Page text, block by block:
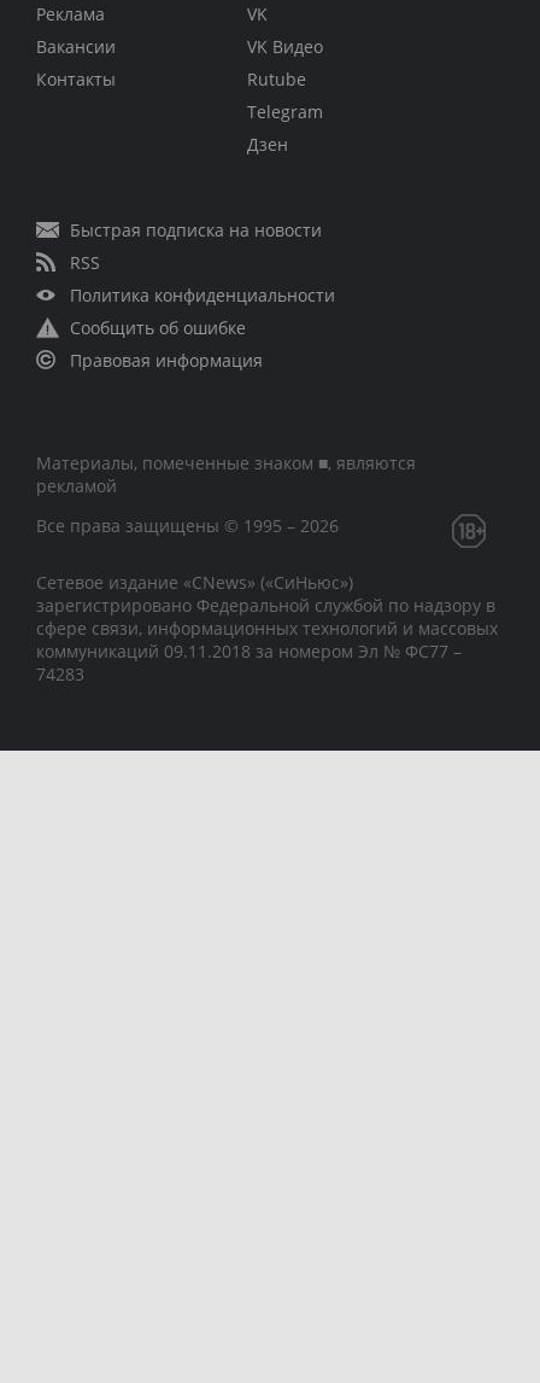
Реклама
Вакансии
Контакты
VK
VK Видео
Rutube
Telegram
Дзен
Быстрая подписка на новости
RSS
Политика конфиденциальности
Сообщить об ошибке
Правовая информация
Материалы, помеченные знаком ■, являются
рекламой
Все права защищены © 1995 – 2026
Сетевое издание «CNews» («СиНьюс»)
зарегистрировано Федеральной службой по надзору в
сфере связи, информационных технологий и массовых
коммуникаций 09.11.2018 за номером Эл № ФС77 –
74283